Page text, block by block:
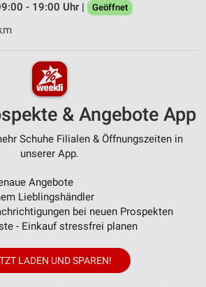
- 19:00 Uhr |
Geöffnet
& Angebote App
Schuhe Filialen & Öffnungszeiten in
unserer App.
Angebote
Lieblingshändler
bei neuen Prospekten
- Einkauf stressfrei planen
LADEN UND SPAREN!